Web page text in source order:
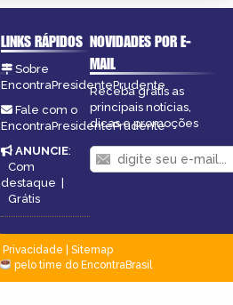
LINKS RÁPIDOS
Sobre
EncontraPresidentePrudente
Fale com o
EncontraPresidentePrudente
ANUNCIE:
Com
destaque
Grátis
NOVIDADES POR E-
MAIL
Receba grátis as
principais notícias,
dicas e promoções
Privacidade
Sitemap
pelo time do EncontraBrasil